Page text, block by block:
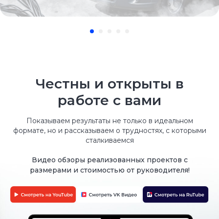
Честны и открыты в
работе с вами
Показываем результаты не только в идеальном
формате, но и рассказываем о трудностях, с которыми
сталкиваемся
уголок снаружи
При заказе изотермического фургона
(Сендвич)
До конца акции 12 : 23 : 32